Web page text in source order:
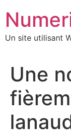
contenu
Un site utilisant
Une